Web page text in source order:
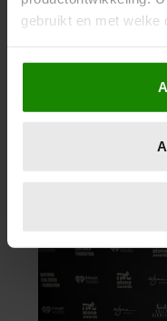
gebruikt en met welke
Als u het toestaat,
Informatie
locatie, die tot
scannen op
verwerkt en stel uw
intrekken in de
We gebruiken
personaliseren, om